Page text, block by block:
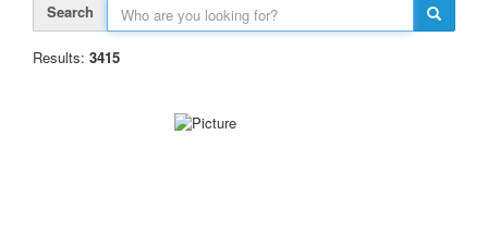
Search
Results: 3415